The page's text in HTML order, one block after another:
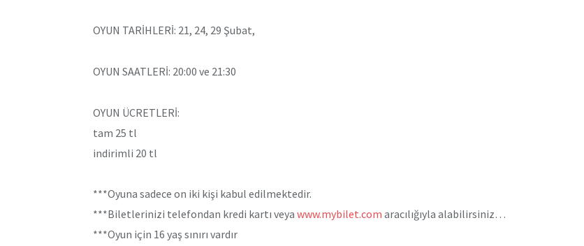
OYUN TARİHLERİ: 21, 24, 29 Şubat,
OYUN SAATLERİ: 20:00 ve 21:30
OYUN ÜCRETLERİ:
tam 25 tl
indirimli 20 tl
***Oyuna sadece on iki kişi kabul edilmektedir.
***Biletlerinizi telefondan kredi kartı veya www.mybilet.com aracılığıyla alabilirsiniz…
***Oyun için 16 yaş sınırı vardır